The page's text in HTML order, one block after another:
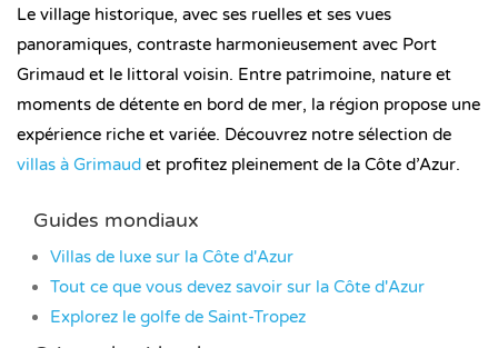
Le village historique, avec ses ruelles et ses vues
panoramiques, contraste harmonieusement avec Port
Grimaud et le littoral voisin. Entre patrimoine, nature et
moments de détente en bord de mer, la région propose une
expérience riche et variée. Découvrez notre sélection de
villas à Grimaud et profitez pleinement de la Côte d’Azur.
Guides mondiaux
Villas de luxe sur la Côte d'Azur
Tout ce que vous devez savoir sur la Côte d'Azur
Explorez le golfe de Saint-Tropez